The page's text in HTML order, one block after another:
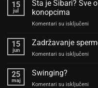
15
jul
Šta je Šibari? Sve
konopcima
Komentari su isključeni
15
jun
Zadržavanje
Komentari su isključeni
25
maj
Swinging?
Komentari su isključeni